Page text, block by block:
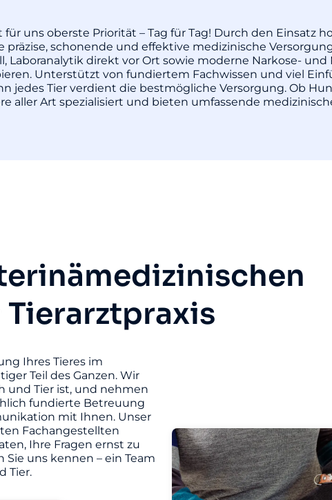
uns oberste Priorität – Tag für Tag! Durch den Einsatz
schonende und effektive medizinische
Laboranalytik direkt vor Ort sowie moderne Narkose-
Unterstützt von fundiertem Fachwissen und viel
jedes Tier verdient die bestmögliche Versorgung. Ob
aller Art spezialisiert und bieten umfassende
Ihres Tieres im
Teil des Ganzen. Wir
und Tier ist, und nehmen
fundierte Betreuung
mit Ihnen. Unser
Fachangestellten
Ihre Fragen ernst zu
Sie uns kennen – ein Team
Tier.